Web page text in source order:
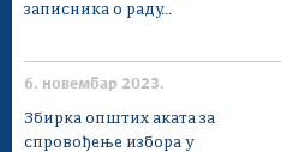
записника о раду...
6. новембар 2023.
Збирка општих аката за
спровођење избора у